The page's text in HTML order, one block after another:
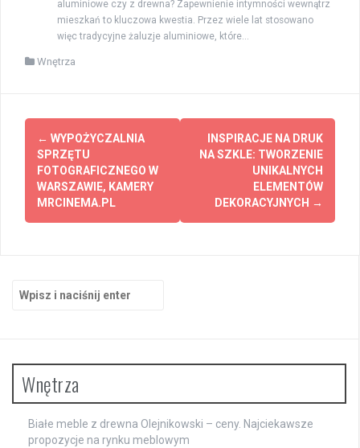
aluminiowe czy z drewna? Zapewnienie intymności wewnątrz
mieszkań to kluczowa kwestia. Przez wiele lat stosowano
więc tradycyjne żaluzje aluminiowe, które...
Wnętrza
Zobacz
wpisy
← WYPOŻYCZALNIA
SPRZĘTU
FOTOGRAFICZNEGO W
WARSZAWIE, KAMERY
MRCINEMA.PL
INSPIRACJE NA DRUK
NA SZKLE: TWORZENIE
UNIKALNYCH
ELEMENTÓW
DEKORACYJNYCH →
Wnętrza
Białe meble z drewna Olejnikowski – ceny. Najciekawsze
propozycje na rynku meblowym